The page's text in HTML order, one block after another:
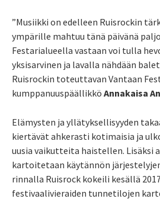
”Musiikki on edelleen Ruisrockin
ympärille mahtuu tänä päivänä
Festarialueella vastaan voi tulla
yksisarvinen ja lavalla nähdään
Ruisrockin toteuttavan Vantaan
kumppanuuspäällikkö Annakaisa
Elämysten ja yllätyksellisyyden
kiertävät ahkerasti kotimaisia ja
uusia vaikutteita haistellen. Lisäksi
kartoitetaan käytännön
rinnalla Ruisrock kokeili kesällä
festivaalivieraiden tunnetilojen